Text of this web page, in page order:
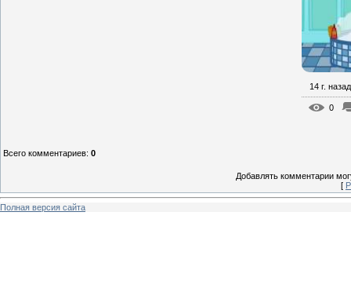
14 г. назад
0
Всего комментариев: 0
Добавлять комментарии
[
Полная версия сайта